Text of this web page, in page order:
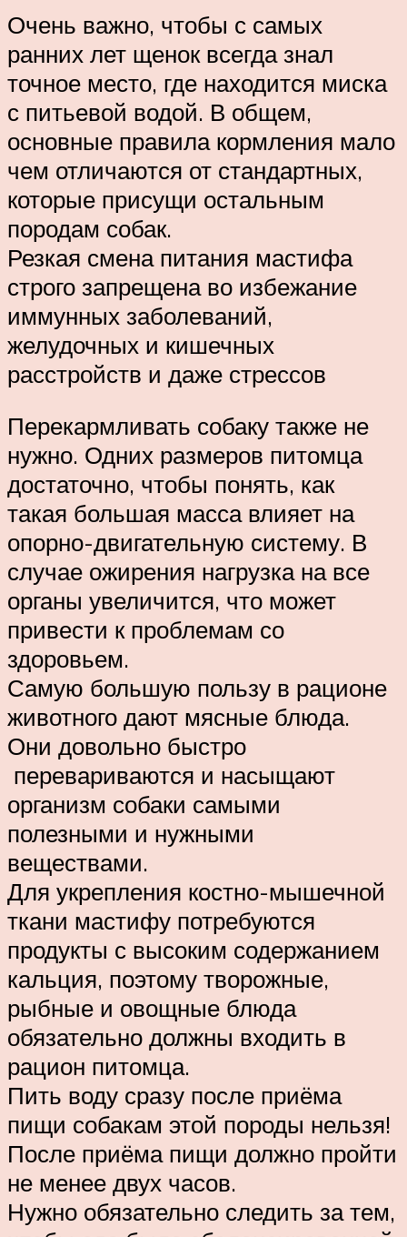
Очень важно, чтобы с самых
ранних лет щенок всегда знал
точное место, где находится миска
с питьевой водой. В общем,
основные правила кормления мало
чем отличаются от стандартных,
которые присущи остальным
породам собак.
Резкая смена питания мастифа
строго запрещена во избежание
иммунных заболеваний,
желудочных и кишечных
расстройств и даже стрессов
Перекармливать собаку также не
нужно. Одних размеров питомца
достаточно, чтобы понять, как
такая большая масса влияет на
опорно-двигательную систему. В
случае ожирения нагрузка на все
органы увеличится, что может
привести к проблемам со
здоровьем.
Самую большую пользу в рационе
животного дают мясные блюда.
Они довольно быстро
перевариваются и насыщают
организм собаки самыми
полезными и нужными
веществами.
Для укрепления костно-мышечной
ткани мастифу потребуются
продукты с высоким содержанием
кальция, поэтому творожные,
рыбные и овощные блюда
обязательно должны входить в
рацион питомца.
Пить воду сразу после приёма
пищи собакам этой породы нельзя!
После приёма пищи должно пройти
не менее двух часов.
Нужно обязательно следить за тем,